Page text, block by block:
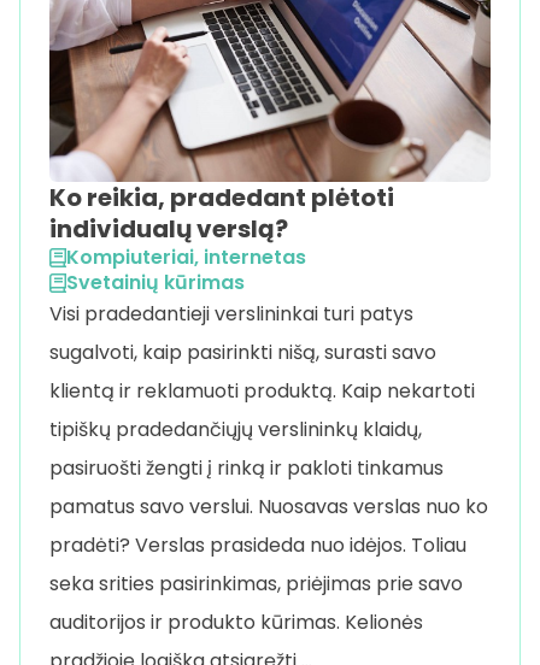
Ko reikia, pradedant plėtoti
individualų verslą?
Kompiuteriai, internetas
Svetainių kūrimas
Visi pradedantieji verslininkai turi patys
sugalvoti, kaip pasirinkti nišą, surasti savo
klientą ir reklamuoti produktą. Kaip nekartoti
tipiškų pradedančiųjų verslininkų klaidų,
pasiruošti žengti į rinką ir pakloti tinkamus
pamatus savo verslui. Nuosavas verslas nuo ko
pradėti? Verslas prasideda nuo idėjos. Toliau
seka srities pasirinkimas, priėjimas prie savo
auditorijos ir produkto kūrimas. Kelionės